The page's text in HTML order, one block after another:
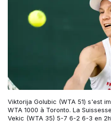
Viktorija Golubic (WTA 51) s'est
WTA 1000 à Toronto. La
Vekic (WTA 35) 5-7 6-2 6-3 en